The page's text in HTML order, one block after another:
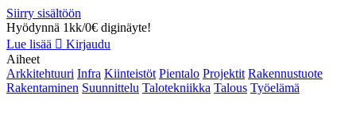
Siirry sisältöön
Hyödynnä 1kk/0€ diginäyte!
Lue lisää
Kirjaudu
Aiheet
Arkkitehtuuri Infra Kiinteistöt Pientalo Projektit Rakennustuote
Rakentaminen Suunnittelu Talotekniikka Talous Työelämä